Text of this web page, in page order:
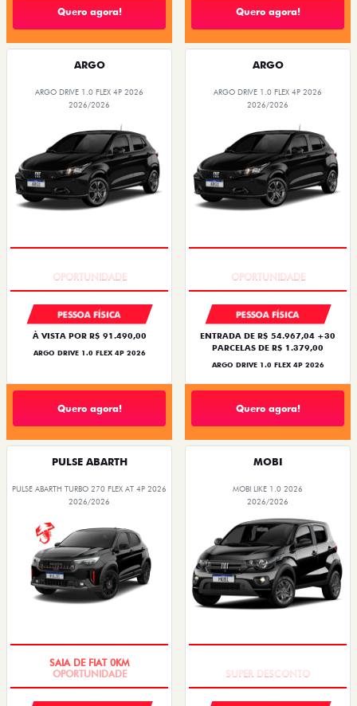
Quero agora! Quero agora!
ARGO
ARGO DRIVE 1.0 FLEX 4P 2026
2026/2026
PESSOA FÍSICA
À VISTA POR R$ 91.490,00
ARGO DRIVE 1.0 FLEX 4P 2026
Quero agora!
ARGO
ARGO DRIVE 1.0 FLEX 4P 2026
2026/2026
PESSOA FÍSICA
ENTRADA DE R$ 54.967,04 +30
PARCELAS DE R$ 1.379,00
ARGO DRIVE 1.0 FLEX 4P 2026
Quero agora!
PULSE ABARTH
PULSE ABARTH TURBO 270 FLEX AT 4P 2026
2026/2026
MOBI
MOBI LIKE 1.0 2026
2026/2026